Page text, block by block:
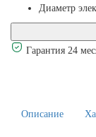
Диаметр
Гарантия 24
Описание